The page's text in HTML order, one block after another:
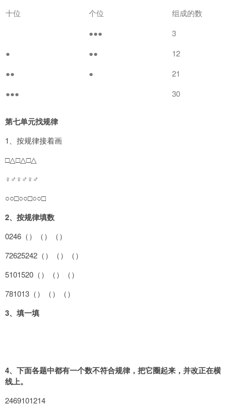
十位
个位
组成的数
●●●
3
●
●●
12
●●
●
21
●●●
30
第七单元找规律
1、按规律接着画
□△□△□△
♀♂♀♂♀♂
○○□○○□○○□
2、按规律填数
0246（）（）（）
72625242（）（）（）
5101520（）（）（）
781013（）（）（）
3、填一填
4、下面各题中都有一个数不符合规律，把它圈起来，并改正在横
线上。
2469101214